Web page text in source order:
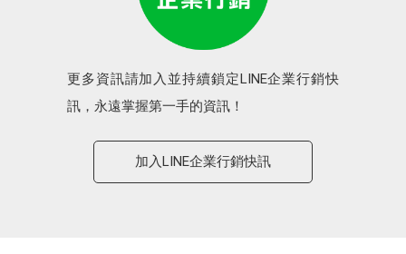
更多資訊請加入並持續鎖定LINE企業行銷快
訊，永遠掌握第一手的資訊！
加入LINE企業行銷快訊